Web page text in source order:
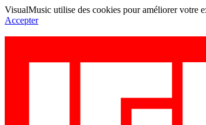
VisualMusic utilise des cookies pour améliorer votre
Accepter